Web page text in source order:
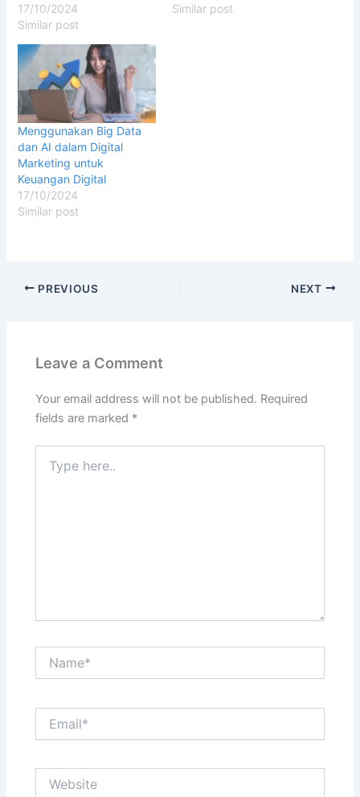
17/10/2024
Similar post
Similar post
Menggunakan Big Data
dan AI dalam Digital
Marketing untuk
Keuangan Digital
17/10/2024
Similar post
PREVIOUS NEXT
Leave a Comment
Your email address will not be published. Required
fields are marked *
here..